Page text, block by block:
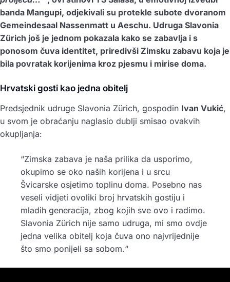
banda Mangupi, odjekivali su protekle subote dvoranom
Gemeindesaal Nassenmatt u Aeschu. Udruga Slavonia
Zürich još je jednom pokazala kako se zabavlja i s
ponosom čuva identitet, priredivši Zimsku zabavu koja je
bila povratak korijenima kroz pjesmu i mirise doma.
Hrvatski gosti kao jedna obitelj
Predsjednik udruge Slavonia Zürich, gospodin Ivan Vukić,
u svom je obraćanju naglasio dublji smisao ovakvih
okupljanja:
“Zimska zabava je naša prilika da usporimo,
okupimo se oko naših korijena i u srcu
Švicarske osjetimo toplinu doma. Posebno nas
veseli vidjeti ovoliki broj hrvatskih gostiju i
mladih generacija, zbog kojih sve ovo i radimo.
Slavonia Zürich nije samo udruga, mi smo ovdje
jedna velika obitelj koja čuva ono najvrijednije
što smo ponijeli sa sobom.“